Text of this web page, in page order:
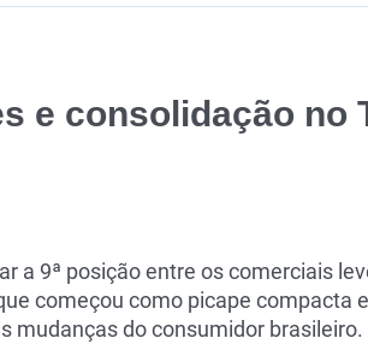
e consolidação no
a 9ª posição entre os comerciais
começou como picape compacta e
mudanças do consumidor brasileiro.